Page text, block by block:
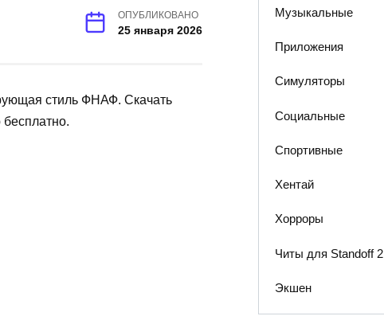
ОПУБЛИКОВАНО
25 января 2026
стиль ФНАФ. Скачать
Музыкальные
Приложения
Симуляторы
Социальные
Спортивные
Хентай
Хорроры
Читы для Standoff 2
Экшен